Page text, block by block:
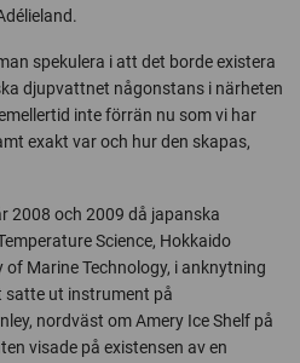
spekulera i att det borde existera
djupvattnet någonstans i närheten
inte förrän nu som vi har
exakt var och hur den skapas,
2008 och 2009 då japanska
Science, Hokkaido
of Marine Technology, i anknytning
satte ut instrument på
nordväst om Amery Ice Shelf på
visade på existensen av en